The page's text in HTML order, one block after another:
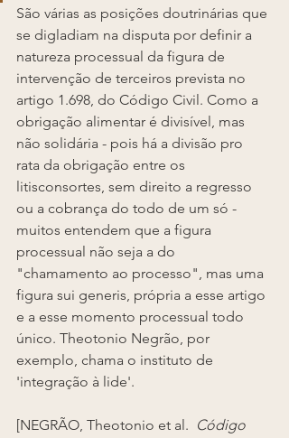
São várias as posições doutrinárias que
se digladiam na disputa por definir a
natureza processual da figura de
intervenção de terceiros prevista no
artigo 1.698, do Código Civil. Como a
obrigação alimentar é divisível, mas
não solidária - pois há a divisão pro
rata da obrigação entre os
litisconsortes, sem direito a regresso
ou a cobrança do todo de um só -
muitos entendem que a figura
processual não seja a do
"chamamento ao processo", mas uma
figura sui generis, própria a esse artigo
e a esse momento processual todo
único. Theotonio Negrão, por
exemplo, chama o instituto de
'integração à lide'.
[NEGRÃO, Theotonio et al. Código